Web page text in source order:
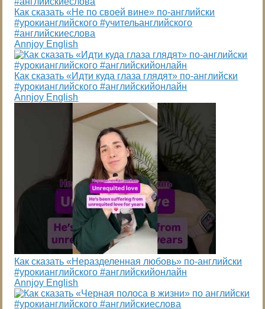
Как сказать «Не по своей вине» по-английски
#урокианглийского #учительанглийского
#английскиеслова
Annjoy English
Как сказать «Идти куда глаза глядят» по-английски
#урокианглийского #английскийонлайн
Annjoy English
Как сказать «Неразделенная любовь» по-английски
#урокианглийского #английскийонлайн
Annjoy English